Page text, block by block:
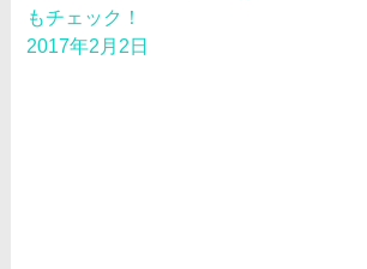
もチェック！
2017年2月2日